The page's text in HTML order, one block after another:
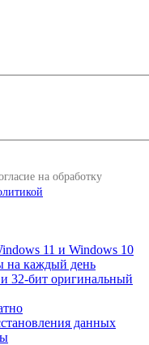
на обработку
11 и Windows 10
на каждый день
32-бит оригинальный
данных